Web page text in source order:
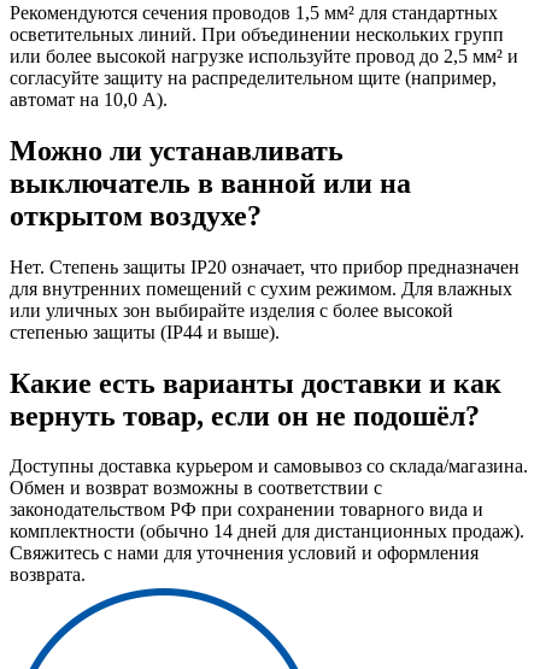
Рекомендуются сечения проводов 1,5 мм² для стандартных
осветительных линий. При объединении нескольких групп
или более высокой нагрузке используйте провод до 2,5 мм² и
согласуйте защиту на распределительном щите (например,
автомат на 10,0 А).
Можно ли устанавливать
выключатель в ванной или на
открытом воздухе?
Нет. Степень защиты IP20 означает, что прибор предназначен
для внутренних помещений с сухим режимом. Для влажных
или уличных зон выбирайте изделия с более высокой
степенью защиты (IP44 и выше).
Какие есть варианты доставки и как
вернуть товар, если он не подошёл?
Доступны доставка курьером и самовывоз со склада/магазина.
Обмен и возврат возможны в соответствии с
законодательством РФ при сохранении товарного вида и
комплектности (обычно 14 дней для дистанционных продаж).
Свяжитесь с нами для уточнения условий и оформления
возврата.